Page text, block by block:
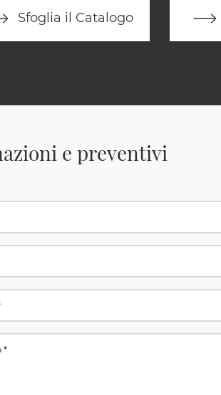
Sfoglia il Catalogo
e preventivi